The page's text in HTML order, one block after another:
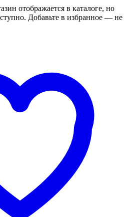
отображается в каталоге, но
Добавьте в избранное — не